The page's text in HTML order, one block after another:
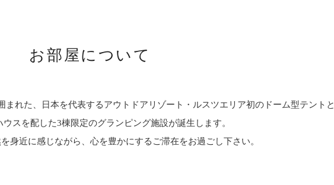
お部屋について
まれた、日本を代表するアウトドアリゾート・ルスツエリア初のドーム型テントと
ウスを配した3棟限定のグランピング施設が誕生します。
身近に感じながら、心を豊かにするご滞在をお過ごし下さい。